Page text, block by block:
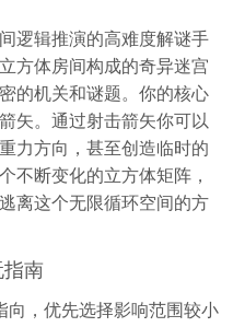
逻辑推演的高难度解谜手
方体房间构成的奇异迷宫
的机关和谜题。你的核心
矢。通过射击箭矢你可以
力方向，甚至创造临时的
不断变化的立方体矩阵，
离这个无限循环空间的方
指南
向，优先选择影响范围较小